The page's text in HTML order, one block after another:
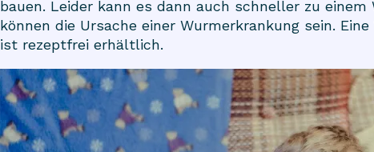
bauen. Leider kann es dann auch schneller zu
können die Ursache einer Wurmerkrankung sein. Eine
ist rezeptfrei erhältlich.